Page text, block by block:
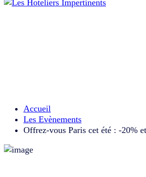
Accueil
Les Evènements
Offrez-vous Paris cet été : -20%